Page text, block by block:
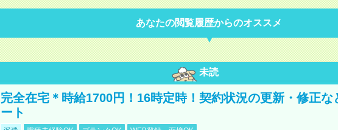
あなたの閲覧履歴からのオススメ
未読
完全在宅＊時給1700円！16時定時！契約状況の更新・修正な
ート